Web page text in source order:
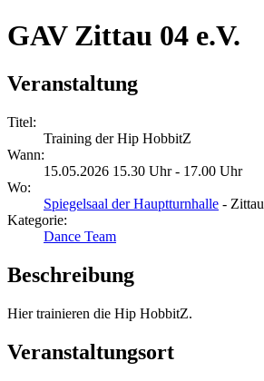
GAV Zittau 04 e.V.
Veranstaltung
Titel:
Training der Hip HobbitZ
Wann:
15.05.2026 15.30 Uhr - 17.00 Uhr
Wo:
Spiegelsaal der Hauptturnhalle - Zittau
Kategorie:
Dance Team
Beschreibung
Hier trainieren die Hip HobbitZ.
Veranstaltungsort